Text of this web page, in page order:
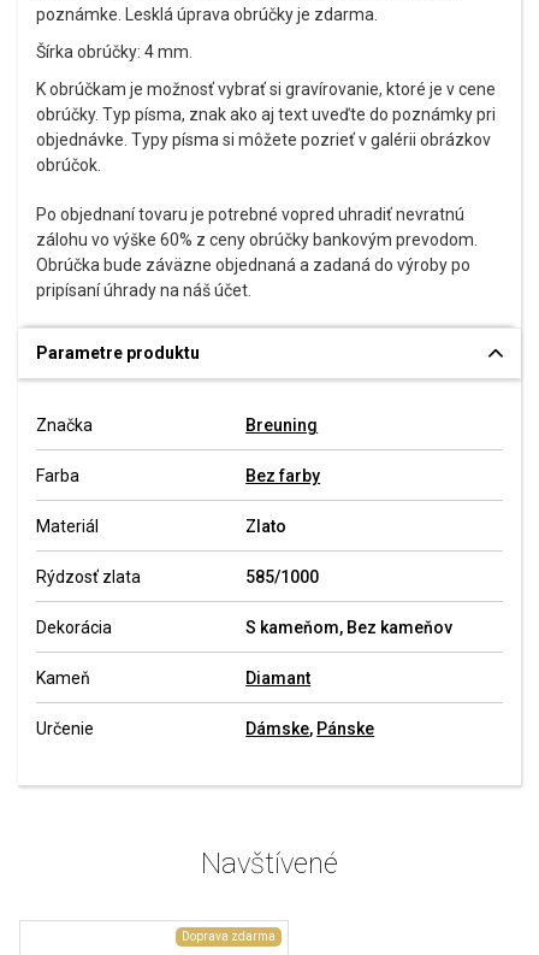
poznámke. Lesklá úprava obrúčky je zdarma.
Šírka obrúčky: 4 mm.
K obrúčkam je možnosť vybrať si gravírovanie, ktoré je v cene
obrúčky. Typ písma, znak ako aj text uveďte do poznámky pri
objednávke. Typy písma si môžete pozrieť v galérii obrázkov
obrúčok.
Po objednaní tovaru je potrebné vopred uhradiť nevratnú
zálohu vo výške 60% z ceny obrúčky bankovým prevodom.
Obrúčka bude záväzne objednaná a zadaná do výroby po
pripísaní úhrady na náš účet.
Parametre produktu
Značka Breuning
Farba Bez farby
Materiál Zlato
Rýdzosť zlata 585/1000
Dekorácia S kameňom, Bez kameňov
Kameň Diamant
Určenie Dámske, Pánske
Navštívené
Doprava zdarma